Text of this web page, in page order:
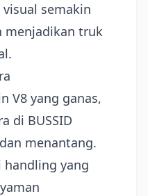
semakin
menjadikan truk
V8 yang ganas,
di BUSSID
menantang.
yang